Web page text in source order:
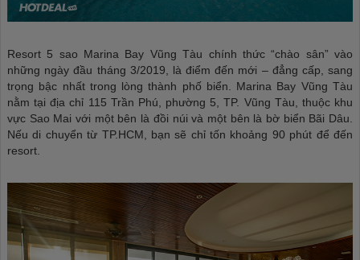
Resort 5 sao Marina Bay Vũng Tàu chính thức “chào sân” vào
những ngày đầu tháng 3/2019, là điểm đến mới – đẳng cấp, sang
trọng bậc nhất trong lòng thành phố biển. Marina Bay Vũng Tàu
nằm tại địa chỉ 115 Trần Phú, phường 5, TP. Vũng Tàu, thuộc khu
vực Sao Mai với một bên là đồi núi và một bên là bờ biển Bãi Dâu.
Nếu di chuyển từ TP.HCM, bạn sẽ chỉ tốn khoảng 90 phút để đến
resort.